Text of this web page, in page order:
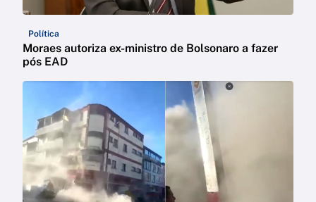
Política
Moraes autoriza ex-ministro de Bolsonaro a fazer
pós EAD